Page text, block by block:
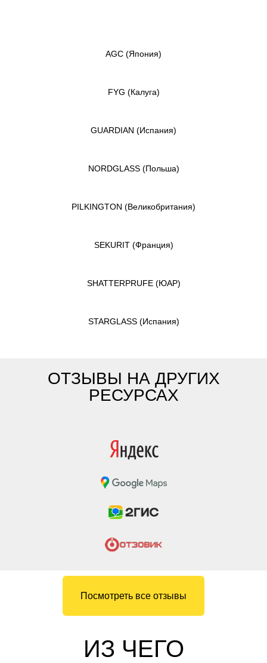
AGC (Япония)
FYG (Калуга)
GUARDIAN (Испания)
NORDGLASS (Польша)
PILKINGTON (Великобритания)
SEKURIT (Франция)
SHATTERPRUFE (ЮАР)
STARGLASS (Испания)
ОТЗЫВЫ НА ДРУГИХ
РЕСУРСАХ
Посмотреть все отзывы
ИЗ ЧЕГО